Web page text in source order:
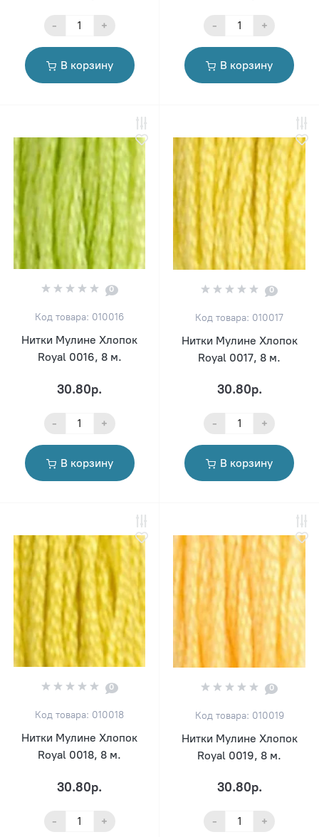
- +
В корзину
- +
В корзину
0
Код товара: 010016
Нитки Мулине Хлопок
Royal 0016, 8 м.
30.80р.
- +
В корзину
0
Код товара: 010017
Нитки Мулине Хлопок
Royal 0017, 8 м.
30.80р.
- +
В корзину
0
Код товара: 010018
Нитки Мулине Хлопок
Royal 0018, 8 м.
30.80р.
- +
0
Код товара: 010019
Нитки Мулине Хлопок
Royal 0019, 8 м.
30.80р.
- +